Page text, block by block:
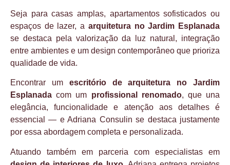
Seja para casas amplas, apartamentos sofisticados ou
espaços de lazer, a arquitetura no Jardim Esplanada
se destaca pela valorização da luz natural, integração
entre ambientes e um design contemporâneo que prioriza
qualidade de vida.
Encontrar um escritório de arquitetura no Jardim
Esplanadacom um profissional renomado, que una
elegância, funcionalidade e atenção aos detalhes é
essencial — e Adriana Consulin se destaca justamente
por essa abordagem completa e personalizada.
Atuando também em parceria com especialistas em